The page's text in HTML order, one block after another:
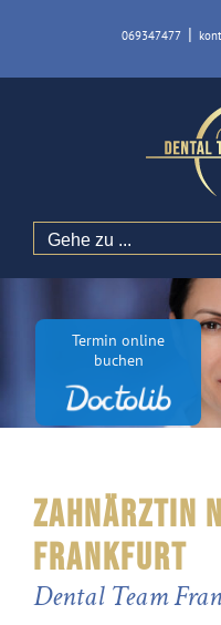
Termin online
buchen
069347477 |
Gehe zu ...
ZAHNÄRZTIN
FRANKFURT
Dental Team